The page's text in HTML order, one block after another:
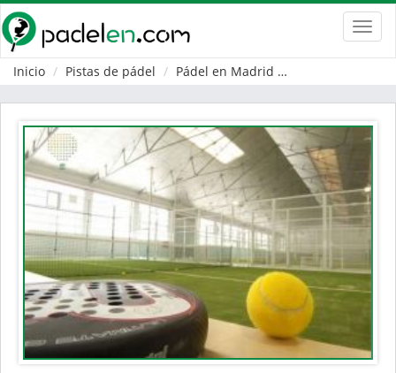
Inicio
Pistas de pádel Pádel en Madrid